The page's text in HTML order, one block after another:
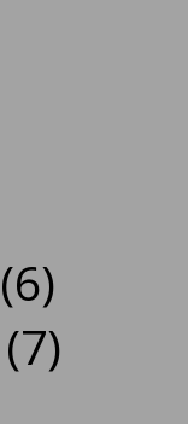
(6)
(7)